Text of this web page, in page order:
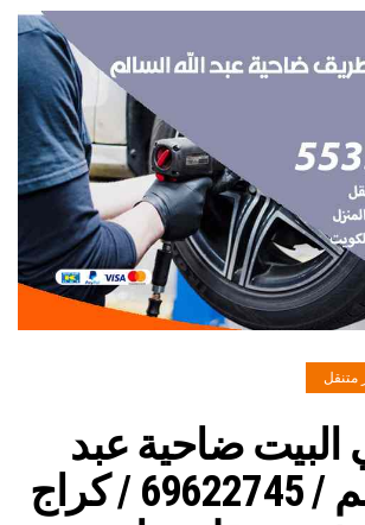
متنقل
ضاحية عبد
الله السالم / 69622745‬ / كراج